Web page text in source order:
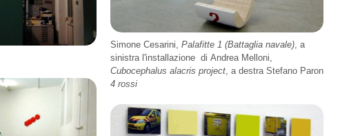
Simone Cesarini, Palafitte 1 (Battaglia navale) , a
sinistra l'installazione di Andrea Melloni,
Cubocephalus alacris project , a destra Stefano Paron
4 rossi